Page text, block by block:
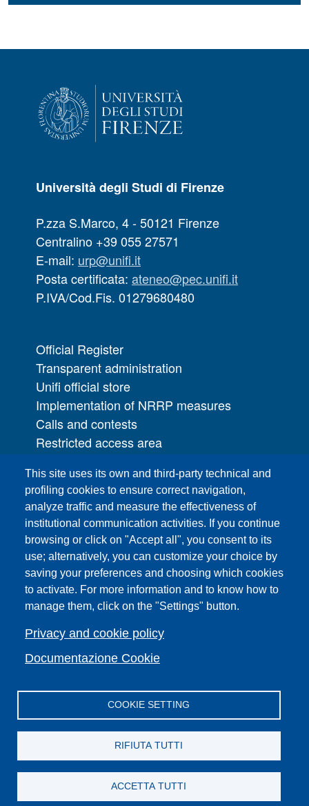
This site uses its own and third-party technical and
profiling cookies to ensure correct navigation,
analyze traffic and measure the effectiveness of
institutional communication activities. If you continue
browsing or click on "Accept all", you consent to its
use; alternatively, you can customize your choice by
saving your preferences and choosing which cookies
to activate. For more information and to know how to
manage them, click on the "Settings" button.
Privacy and cookie policy
Documentazione Cookie
COOKIE SETTING
RIFIUTA TUTTI
ACCETTA TUTTI
Università degli Studi di Firenze
P.zza S.Marco, 4 - 50121 Firenze
Centralino +39 055 27571
E-mail: urp@unifi.it
Posta certificata: ateneo@pec.unifi.it
P.IVA/Cod.Fis. 01279680480
Official Register
Transparent administration
Unifi official store
Implementation of NRRP measures
Calls and contests
Restricted access area
IT Services
PRO | Public Relations Office
Campuses
Sitemap
Webmaster and web editorial staff
List of thematic Unifi websites
Accessibility
Legal Notices
Change your mind on cookies
Facebook
X YouTubeSpotifyInstagramLinkedInTelegram
Flickr